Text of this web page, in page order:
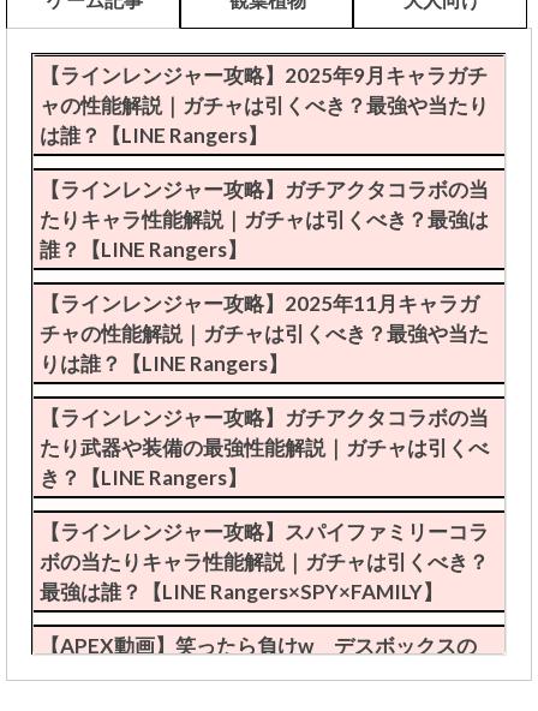
【ラインレンジャー攻略】2025年9月キャラガチ
ャの性能解説｜ガチャは引くべき？最強や当たり
は誰？【LINE Rangers】
【ラインレンジャー攻略】ガチアクタコラボの当
たりキャラ性能解説｜ガチャは引くべき？最強は
誰？【LINE Rangers】
【ラインレンジャー攻略】2025年11月キャラガ
チャの性能解説｜ガチャは引くべき？最強や当た
りは誰？【LINE Rangers】
【ラインレンジャー攻略】ガチアクタコラボの当
たり武器や装備の最強性能解説｜ガチャは引くべ
き？【LINE Rangers】
【ラインレンジャー攻略】スパイファミリーコラ
ボの当たりキャラ性能解説｜ガチャは引くべき？
最強は誰？【LINE Rangers×SPY×FAMILY】
【APEX動画】笑ったら負けw デスボックスの
珍事件が発生ｗｗｗｗｗ【エーペックスレジェン